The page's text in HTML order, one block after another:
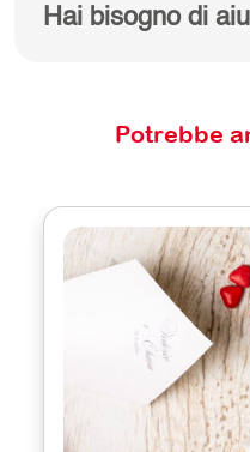
Hai bisogno di
Potrebbe